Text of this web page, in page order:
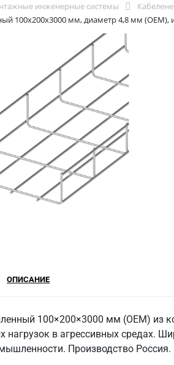
инженерные системы
100х200х3000 мм, диаметр 4,8 мм (ОЕМ),
ОПИСАНИЕ
100×200×3000 мм (ОЕМ) из
в агрессивных средах.
Производство Россия.